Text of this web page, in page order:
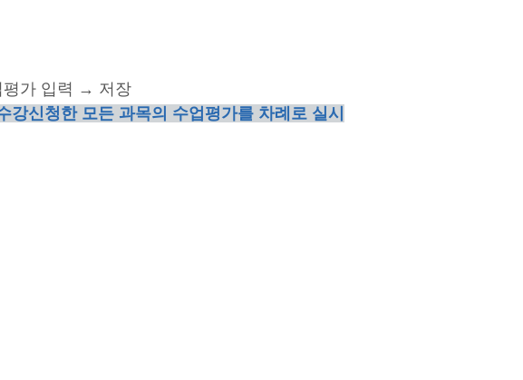
가 입력 → 저장
강신청한 모든 과목의 수업평가를 차례로 실시